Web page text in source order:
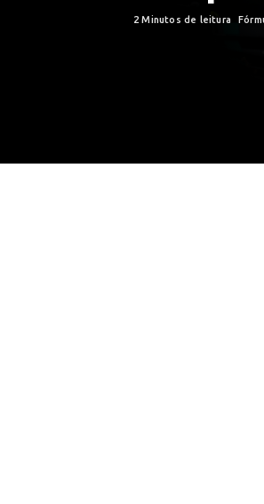
2 Minutos de leitura